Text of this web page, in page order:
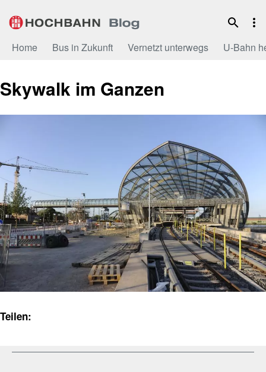
Inhalt
Home Bus in Zukunft Vernetzt unterwegs U-Bahn
Skywalk im Ganzen
Teilen: